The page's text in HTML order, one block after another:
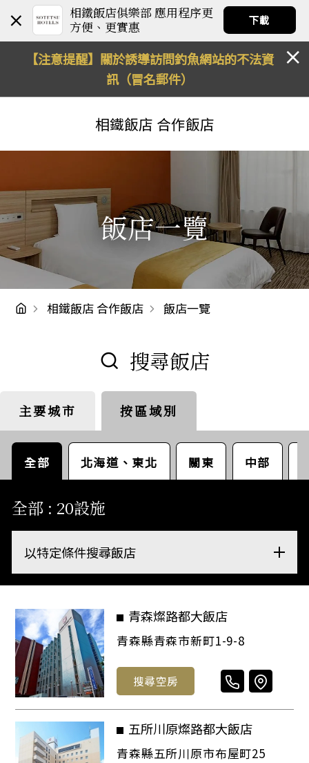
相鐵飯店俱樂部 應用程序更
方便、更實惠
下載
【注意提醒】關於誘導訪問釣魚網站的不法資
訊（冒名郵件）
相鐵飯店 合作飯店
飯店一覽
相鐵飯店 合作飯店 飯店一覽
搜尋飯店
主要城市 按區域別
東京都 名古屋
全部 北海道、東北 關東 中部
全部 : 20設施
以特定條件搜尋飯店
青森燦路都大飯店
青森縣青森市新町1-9-8
搜尋空房
五所川原燦路都大飯店
青森縣五所川原市布屋町25